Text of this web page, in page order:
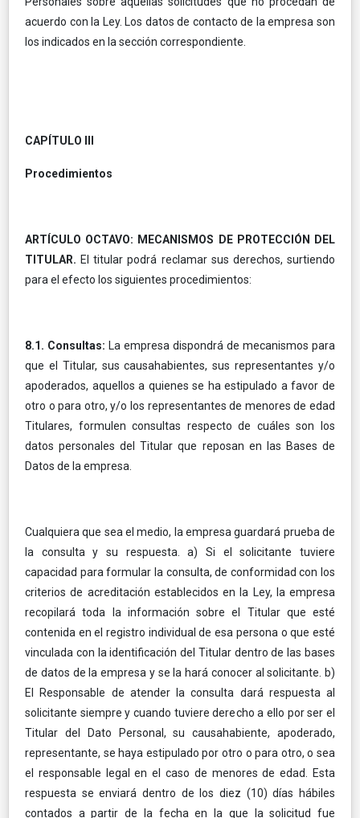
acuerdo con la Ley. Los datos de contacto de la empresa son
los indicados en la sección correspondiente.
CAPÍTULO III
Procedimientos
ARTÍCULO OCTAVO: MECANISMOS DE PROTECCIÓN DEL
TITULAR. El titular podrá reclamar sus derechos, surtiendo
para el efecto los siguientes procedimientos:
8.1. Consultas: La empresa dispondrá de mecanismos para
que el Titular, sus causahabientes, sus representantes y/o
apoderados, aquellos a quienes se ha estipulado a favor de
otro o para otro, y/o los representantes de menores de edad
Titulares, formulen consultas respecto de cuáles son los
datos personales del Titular que reposan en las Bases de
Datos de la empresa.
Cualquiera que sea el medio, la empresa guardará prueba de
la consulta y su respuesta. a) Si el solicitante tuviere
capacidad para formular la consulta, de conformidad con los
criterios de acreditación establecidos en la Ley, la empresa
recopilará toda la información sobre el Titular que esté
contenida en el registro individual de esa persona o que esté
vinculada con la identificación del Titular dentro de las bases
de datos de la empresa y se la hará conocer al solicitante. b)
El Responsable de atender la consulta dará respuesta al
solicitante siempre y cuando tuviere derecho a ello por ser el
Titular del Dato Personal, su causahabiente, apoderado,
representante, se haya estipulado por otro o para otro, o sea
el responsable legal en el caso de menores de edad. Esta
respuesta se enviará dentro de los diez (10) días hábiles
contados a partir de la fecha en la que la solicitud fue